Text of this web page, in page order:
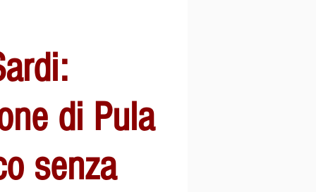
di Pula
senza